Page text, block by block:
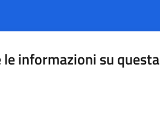
informazioni su questa